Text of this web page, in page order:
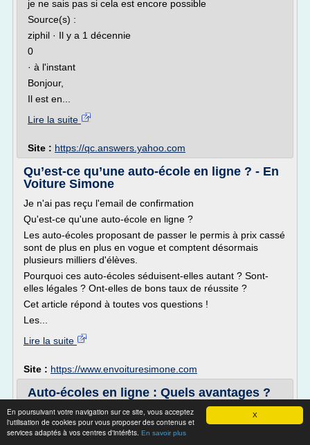
X
En poursuivant votre navigation sur ce site, vous acceptez
l'utilisation de cookies pour vous proposer des contenus et
services adaptés à vos centres d'intérêts. En savoir plus
je ne sais pas si cela est encore possible
Source(s) :
ziphil · Il y a 1 décennie
0
· à l'instant
Bonjour,
Il est en...
Lire la suite
Site : https://qc.answers.yahoo.com
Qu’est-ce qu’une auto-école en ligne ? - En
Voiture Simone
Je n'ai pas reçu l'email de confirmation
Qu'est-ce qu'une auto-école en ligne ?
Les auto-écoles proposant de passer le permis à prix cassé
sont de plus en plus en vogue et comptent désormais
plusieurs milliers d'élèves.
Pourquoi ces auto-écoles séduisent-elles autant ? Sont-
elles légales ? Ont-elles de bons taux de réussite ?
Cet article répond à toutes vos questions !
Les...
Lire la suite
Site : https://www.envoituresimone.com
Auto-écoles en ligne : Quels avantages ?
> Autour de l'assurance auto
> Les auto-écoles en ligne : fonctionnement et avantages